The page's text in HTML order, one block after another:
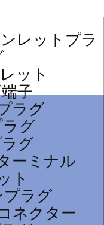
レットプラ
ット
子
ラグ
ラグ
グ
ーミナル
ト
プラグ
ネクター